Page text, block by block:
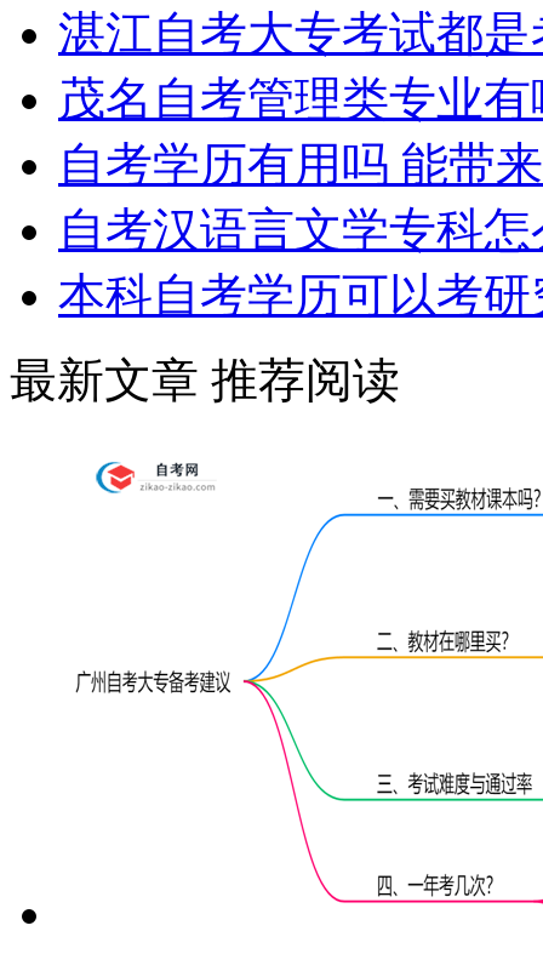
湛江自考大专考试都
茂名自考管理类专业
自考学历有用吗 能带
自考汉语言文学专科
本科自考学历可以考
最新文章 推荐阅读